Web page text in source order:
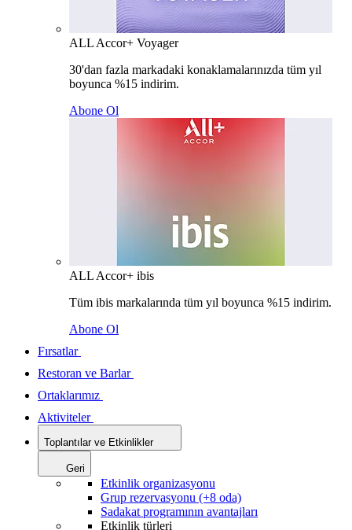
ALL Accor+ Voyager
30'dan fazla markadaki konaklamalarınızda tüm yıl
boyunca %15 indirim.
Abone Ol
ALL Accor+ ibis
Tüm ibis markalarında tüm yıl boyunca %15 indirim.
Abone Ol
Fırsatlar
Restoran ve Barlar
Ortaklarımız
Aktiviteler
Toplantılar ve Etkinlikler
Geri
Etkinlik organizasyonu
Grup rezervasyonu (+8 oda)
Sadakat programının avantajları
Etkinlik türleri